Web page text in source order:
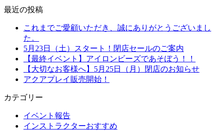
最近の投稿
これまでご愛顧いただき、誠にありがとうございまし
た。
5月23日（土）スタート！閉店セールのご案内
【最終イベント】アイロンビーズであそぼう！！
【大切なお客様へ】5月25日（月）閉店のお知らせ
アクアプレイ販売開始！
カテゴリー
イベント報告
インストラクターおすすめ